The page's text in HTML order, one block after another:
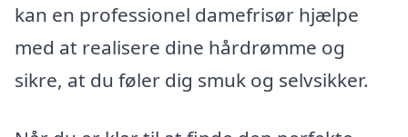
kan en professionel damefrisør hjælpe
med at realisere dine hårdrømme og
sikre, at du føler dig smuk og selvsikker.